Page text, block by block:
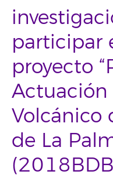
participar
proyecto
Actuación
Volcánico
de La